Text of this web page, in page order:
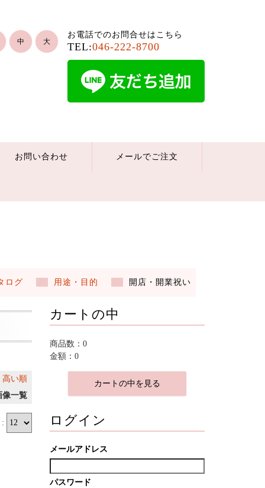
お電話でのお問合せはこちら
TEL:046-222-8700
中 大
お問い合わせ メールでご注文
ログ 用途・目的 開店・開業祝い
高い順
像一覧
:
カートの中
商品数：0
金額：0
カートの中を見る
ログイン
メールアドレス
パスワード